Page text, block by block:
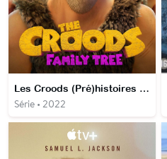
Les Croods (Pré)histoires de famille
Série • 2022